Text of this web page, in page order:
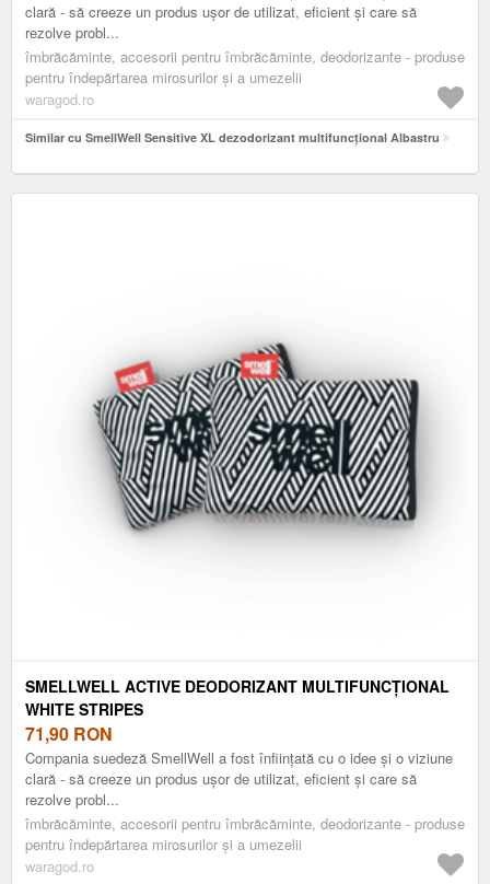
clară - să creeze un produs ușor de utilizat, eficient și care să
rezolve probl...
îmbrăcăminte, accesorii pentru îmbrăcăminte, deodorizante - produse
pentru îndepărtarea mirosurilor și a umezelii
waragod.ro
Similar cu SmellWell Sensitive XL dezodorizant multifuncțional Albastru
SMELLWELL ACTIVE DEODORIZANT MULTIFUNCȚIONAL
WHITE STRIPES
71,90 RON
Compania suedeză SmellWell a fost înființată cu o idee și o viziune
clară - să creeze un produs ușor de utilizat, eficient și care să
rezolve probl...
îmbrăcăminte, accesorii pentru îmbrăcăminte, deodorizante - produse
pentru îndepărtarea mirosurilor și a umezelii
waragod.ro